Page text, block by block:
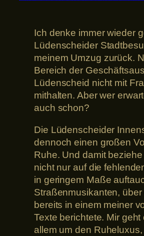
Ich denke immer wieder
Lüdenscheider
meinem Umzug zurück.
Bereich der
Lüdenscheid nicht mit
mithalten. Aber wer
auch schon?
Die Lüdenscheider
dennoch einen großen
Ruhe. Und damit
nicht nur auf die
in geringem Maße
Straßenmusikanten, über
bereits in einem meiner
Texte berichtete. Mir geht
allem um den